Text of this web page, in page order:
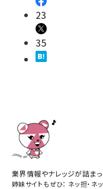
23
35
業界情報やナレッジが詰まっ
姉妹サイトもぜひ： ネッ担・ ネ